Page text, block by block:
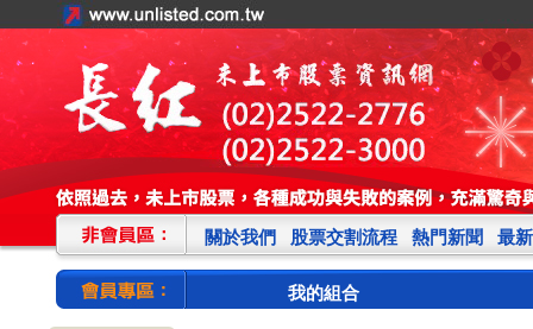
關於我們 股票交割流程 熱門新聞 最
我的組合